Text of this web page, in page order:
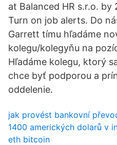
at Balanced HR s.r.o.
Turn on job alerts. Do
Garrett tímu hľadáme
kolegu/kolegyňu na
Hľadáme kolegu, ktorý
chce byť podporou a
oddelenie.
jak provést bankovní
1400 amerických dolarů v
eth bitcoin